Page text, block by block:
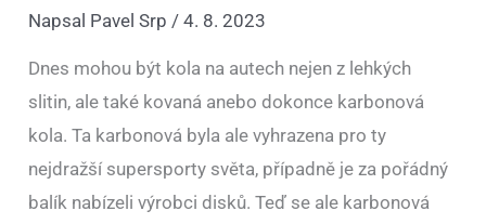
Napsal Pavel Srp/4. 8. 2023
Dnes mohou být kola na autech nejen z lehkých
slitin, ale také kovaná anebo dokonce karbonová
kola. Ta karbonová byla ale vyhrazena pro ty
nejdražší supersporty světa, případně je za pořádný
balík nabízeli výrobci disků. Teď se ale karbonová